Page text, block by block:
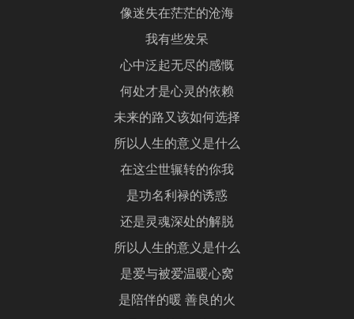
像迷失在茫茫的沧海
我有些发呆
心中泛起无尽的感慨
何处才是心灵的依赖
未来的路又该如何选择
所以人生的意义是什么
在这尘世辗转的你我
是功名利禄的诱惑
还是灵魂深处的解脱
所以人生的意义是什么
是爱与被爱温暖心窝
是陪伴的暖 善良的火